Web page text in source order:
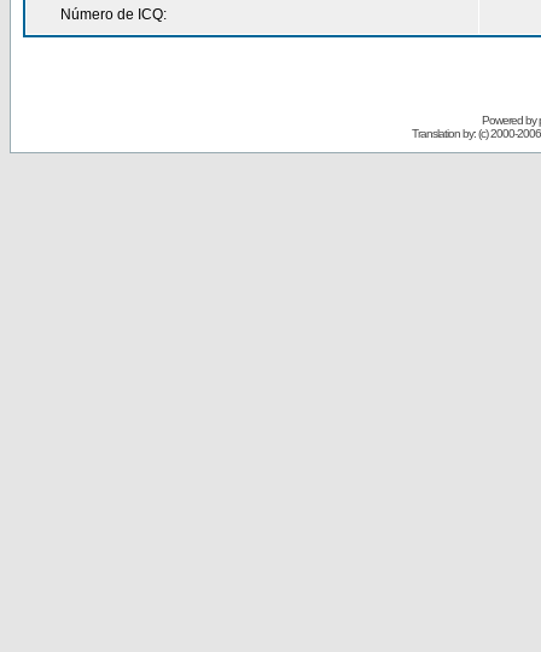
Número de ICQ:
Powered by
Translation by: (c) 2000-